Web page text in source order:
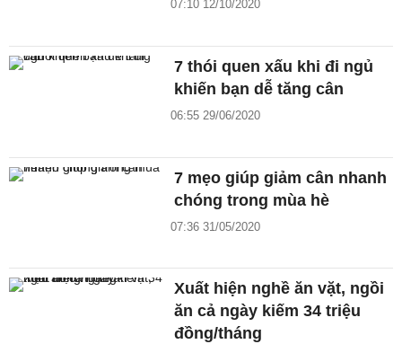
07:10 12/10/2020
7 thói quen xấu khi đi ngủ
khiến bạn dễ tăng cân
06:55 29/06/2020
7 mẹo giúp giảm cân nhanh
chóng trong mùa hè
07:36 31/05/2020
Xuất hiện nghề ăn vặt, ngồi
ăn cả ngày kiếm 34 triệu
đồng/tháng